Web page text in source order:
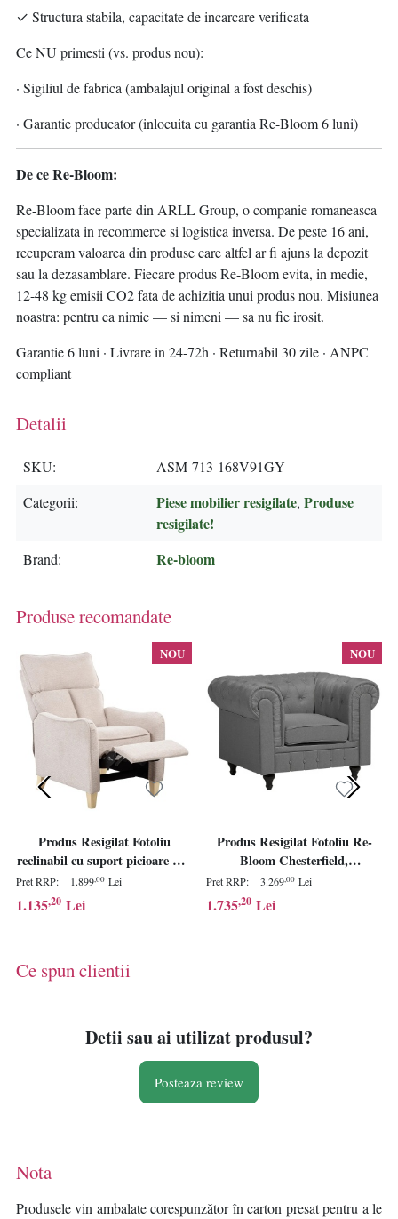
✓ Structura stabila, capacitate de incarcare verificata
Ce NU primesti (vs. produs nou):
· Sigiliul de fabrica (ambalajul original a fost deschis)
· Garantie producator (inlocuita cu garantia Re-Bloom 6 luni)
De ce Re-Bloom:
Re-Bloom face parte din ARLL Group, o companie romaneasca
specializata in recommerce si logistica inversa. De peste 16 ani,
recuperam valoarea din produse care altfel ar fi ajuns la depozit
sau la dezasamblare. Fiecare produs Re-Bloom evita, in medie,
12-48 kg emisii CO2 fata de achizitia unui produs nou. Misiunea
noastra: pentru ca nimic — si nimeni — sa nu fie irosit.
Garantie 6 luni · Livrare in 24-72h · Returnabil 30 zile · ANPC
compliant
Detalii
SKU
ASM-713-168V91GY
Categorii
Piese mobilier resigilate, Produse
resigilate!
Brand Re-bloom
Produse recomandate
NOU
Produs Resigilat Fotoliu
reclinabil cu suport picioare Re-
Bloom Royston, textil/fier/lemn
cauciuc, 69x88x109 cm, spuma,
placaj, 150 kg, bej - Verificat A
Pret RRP: 1.899,00 Lei
1.135,20 Lei
NOU
Produs Resigilat Fotoliu Re-
Bloom Chesterfield,
textil/eucalipt, 112x85x79 cm,
spuma, 125 kg, gri deschis -
Verificat A
Pret RRP: 3.269,00 Lei
1.735,20 Lei
Ce spun clientii
Detii sau ai utilizat produsul?
Posteaza review
Nota
Produsele vin ambalate corespunzător în carton presat pentru a le